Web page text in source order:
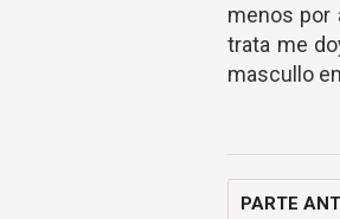
menos por
trata me
mascullo
PARTE